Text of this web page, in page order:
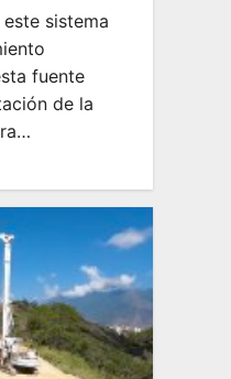
sistema
fuente
de la